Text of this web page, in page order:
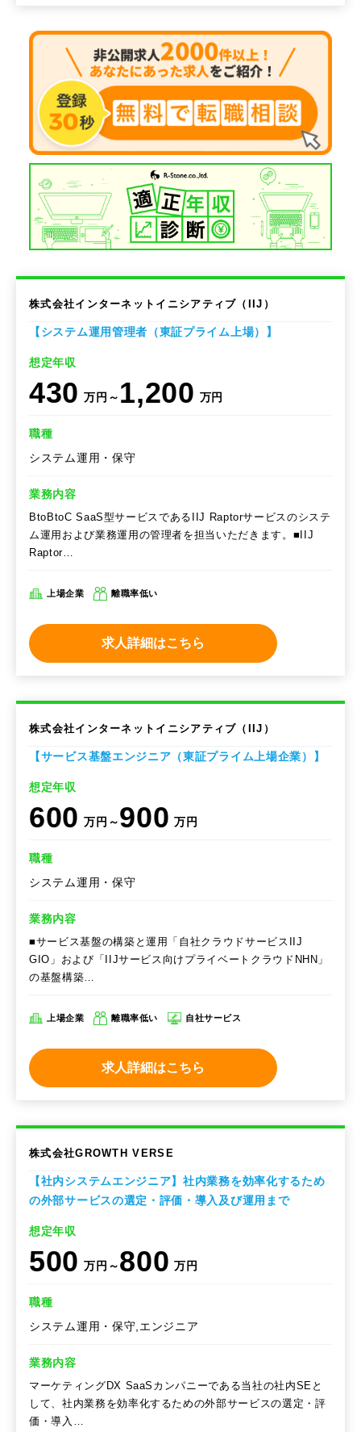
株式会社インターネットイニシアティブ（IIJ）
【システム運用管理者（東証プライム上場）】
想定年収
430 万円～ 1,200 万円
職種
システム運用・保守
業務内容
BtoBtoC SaaS型サービスであるIIJ Raptorサービスのシステ
ム運用および業務運用の管理者を担当いただきます。■IIJ
Raptor…
上場企業 離職率低い
求人詳細はこちら
株式会社インターネットイニシアティブ（IIJ）
【サービス基盤エンジニア（東証プライム上場企業）】
想定年収
600 万円～900 万円
職種
システム運用・保守
業務内容
■サービス基盤の構築と運用「自社クラウドサービスIIJ
GIO」および「IIJサービス向けプライベートクラウドNHN」
の基盤構築…
上場企業 離職率低い 自社サービス
求人詳細はこちら
株式会社GROWTH VERSE
【社内システムエンジニア】社内業務を効率化するため
の外部サービスの選定・評価・導入及び運用まで
想定年収
500 万円～800 万円
職種
システム運用・保守,エンジニア
業務内容
マーケティングDX SaaSカンパニーである当社の社内SEと
して、社内業務を効率化するための外部サービスの選定・評
価・導入…